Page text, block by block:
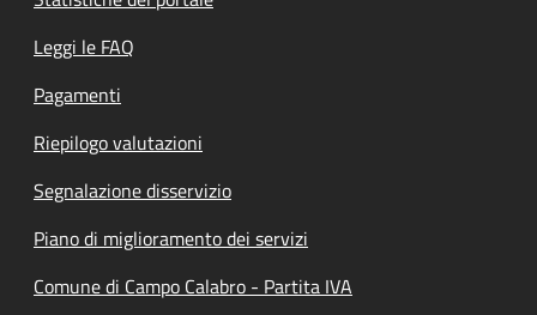
Leggi le FAQ
Pagamenti
Riepilogo valutazioni
Segnalazione disservizio
Piano di miglioramento dei servizi
Comune di Campo Calabro - Partita IVA